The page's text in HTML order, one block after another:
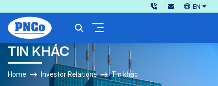
EN
TIN KHÁC
Home Investor Relations Tin khác